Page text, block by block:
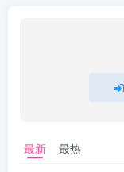
最新 最热